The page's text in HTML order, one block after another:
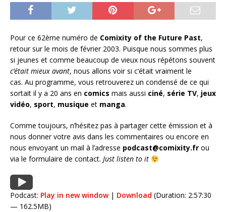
Pour ce 62ème numéro de Comixity of the Future Past,
retour sur le mois de février 2003. Puisque nous sommes plus
si jeunes et comme beaucoup de vieux nous répétons souvent
c’était mieux avant, nous allons voir si c’était vraiment le
cas. Au programme, vous retrouverez un condensé de ce qui
sortait il y a 20 ans en comics mais aussi ciné, série TV, jeux
vidéo, sport, musique et manga.
Comme toujours, n’hésitez pas à partager cette émission et à
nous donner votre avis dans les commentaires ou encore en
nous envoyant un mail à l’adresse podcast@comixity.fr ou
via le formulaire de contact. Just listen to it
Podcast: Play in new window| Download (Duration: 2:57:30
— 162.5MB)